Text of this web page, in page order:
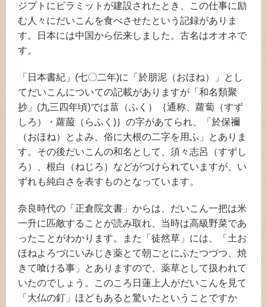
ジプトにピラミットが建設されたとき、この仕事に励
む人々にだいこんを食べさせたという記録がありま
す。日本には中国から伝来しました。古名はオオネで
す。
「日本書紀」(七〇二年)に「於朋泥（おほね）」とし
てだいこんについての記載がありますが「和名類聚
抄」(九三四年頃)では葍（ふく）｛通称、蘿蔔（すず
しろ）・蘿菔（らふく)｝の字があてられ、「於保禰
（おほね）とよみ、俗に大根の二字を用ふ」とありま
す。その後だいこんの和名として、須々志呂（すずし
ろ）、根白（ねじろ）などがつけられていますが、い
ずれも純白さを表すものとなっています。
奈良時代の「正倉院文書」からは、だいこん一把は米
一升に匹敵することが読み取れ、当時は高級野菜であ
ったことがわかります。また「徒然草」には、「土お
ほねよろづにいみじき薬とて朝ごとにふたつづつ、焼
きて喰ける事」とありますので、薬草として扱われて
いたのでしょう。このころ日蓮上人がだいこんを見て
「大仏の釘」ほどもあると驚いたということですか